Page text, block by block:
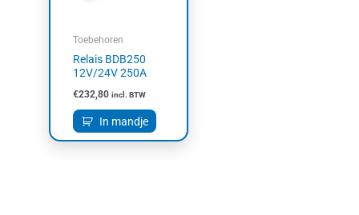
Toebehoren
Relais BDB250
12V/24V 250A
€232,80 incl. BTW
In mandje